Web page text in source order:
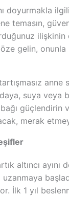
doyurmakla
temasın,
ilişkinin
gelin,
suya veya
güçlendirin
merak
altıncı
İlk 1 yıl